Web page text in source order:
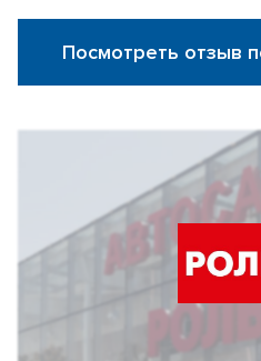
Посмотреть отзыв